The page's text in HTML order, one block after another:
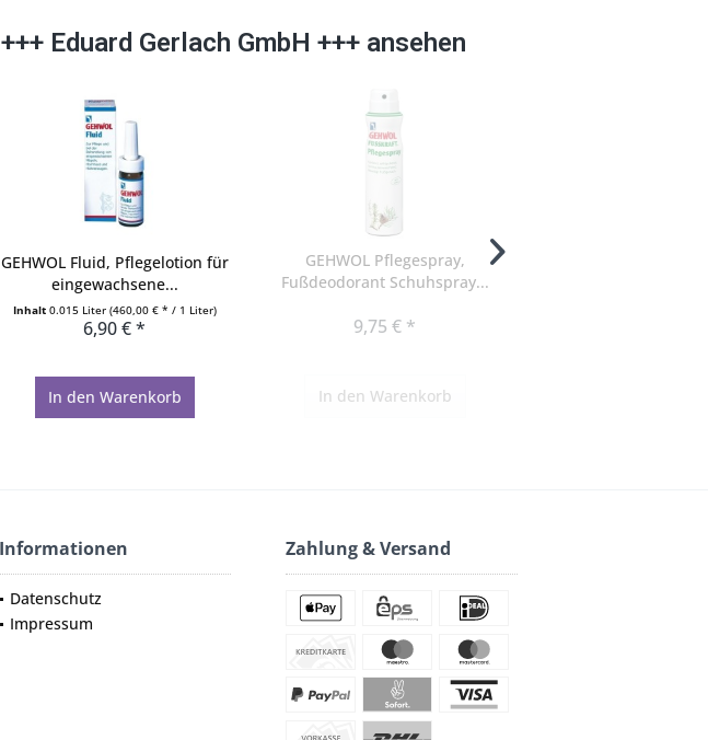
Eduard Gerlach GmbH +++ ansehen
GEHWOL Fluid, Pflegelotion für
eingewachsene...
Inhalt 0.015 Liter (460,00 € * / 1 Liter)
6,90 € *
In den Warenkorb
GEHWOL Pflegespray,
Fußdeodorant Schuhspray...
9,75 € *
In den Warenkorb
Informationen
Datenschutz
Impressum
Zahlung & Versand